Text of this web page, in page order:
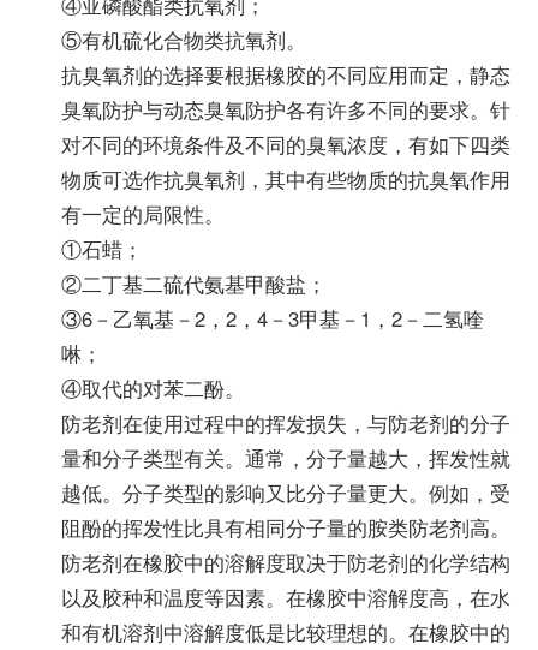
⑤有机硫化合物类抗氧剂。
抗臭氧剂的选择要根据橡胶的不同应用而定，静态
臭氧防护与动态臭氧防护各有许多不同的要求。针
对不同的环境条件及不同的臭氧浓度，有如下四类
物质可选作抗臭氧剂，其中有些物质的抗臭氧作用
有一定的局限性。
①石蜡；
②二丁基二硫代氨基甲酸盐；
③6－乙氧基－2，2，4－3甲基－1，2－二氢喹
啉；
④取代的对苯二酚。
防老剂在使用过程中的挥发损失，与防老剂的分子
量和分子类型有关。通常，分子量越大，挥发性就
越低。分子类型的影响又比分子量更大。例如，受
阻酚的挥发性比具有相同分子量的胺类防老剂高。
防老剂在橡胶中的溶解度取决于防老剂的化学结构
以及胶种和温度等因素。在橡胶中溶解度高，在水
和有机溶剂中溶解度低是比较理想的。在橡胶中的